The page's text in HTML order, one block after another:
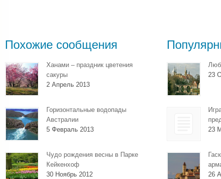
Похожие сообщения
Ханами – праздник цветения
сакуры
2 Апрель 2013
Горизонтальные водопады
Австралии
5 Февраль 2013
Чудо рождения весны в Парке
Кейкенхоф
30 Ноябрь 2012
23
23
26